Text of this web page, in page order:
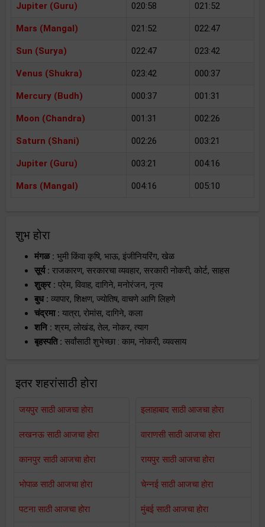
Jupiter (Guru) 020:58 021:52
Mars (Mangal) 021:52 022:47
Sun (Surya) 022:47 023:42
Venus (Shukra) 023:42 000:37
Mercury (Budh) 000:37 001:31
Moon (Chandra) 001:31 002:26
Saturn (Shani) 002:26 003:21
Jupiter (Guru) 003:21 004:16
Mars (Mangal) 004:16 005:10
शुभ होरा
मंगळ : भुमी किंवा कृषि, भाऊ, इंजीनियरिंग, खेळ
सूर्य : राजकारण, सरकारचा व्यवहार, सरकारी नोकरी, कोर्ट, साहस
शुक्र : प्रेम, विवाह, दागिने, मनोरंजन, नृत्य
बुध : व्यापार, शिक्षण, ज्योतिष, वाचणे आणि लिहणे
चंद्रमा : यात्रा, रोमांस, दागिने, कला
शनि : श्रम, लोखंड, तेल, नोकर, त्याग
बृहस्पति : सर्वांसाठी शुभेच्छा : काम, नोकरी, व्यवसाय
इतर शहरांसाठी होरा
जयपुर साठी आजचा होरा
लखनऊ साठी आजचा होरा
कानपुर साठी आजचा होरा
भोपाळ साठी आजचा होरा
पटना साठी आजचा होरा
इलाहाबाद साठी आजचा होरा
वाराणसी साठी आजचा होरा
रायपुर साठी आजचा होरा
चेन्नई साठी आजचा होरा
मुंबई साठी आजचा होरा